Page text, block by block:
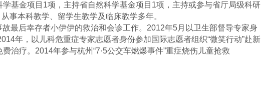
基金项目1项，主持省自然科学基金项目1项，主持或参与省厅局级科研
事本科教学、留学生教学及临床教学多年。
最后幸存者小伊伊的救治和会诊工作。2012年5月以卫生部督导专家身
年，以儿科危重症专家志愿者身份参加国际志愿者组织“微笑行动”赴新
治疗。2014年参与杭州“7·5公交车燃爆事件”重症烧伤儿童抢救